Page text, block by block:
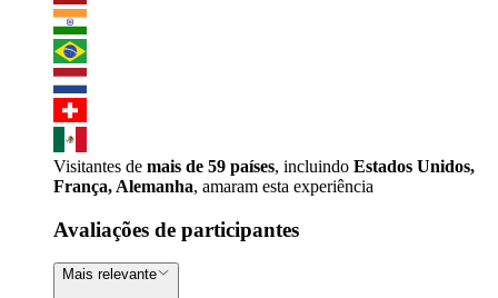
Visitantes de mais de 59 países, incluindo Estados Unidos,
França, Alemanha, amaram esta experiência
Avaliações de participantes
Mais relevante